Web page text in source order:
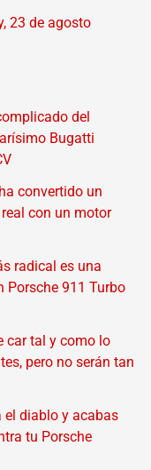
23 de agosto
del
Bugatti
convertido un
con un motor
radical es una
Porsche 911 Turbo
car tal y como lo
pero no serán tan
el diablo y acabas
tu Porsche